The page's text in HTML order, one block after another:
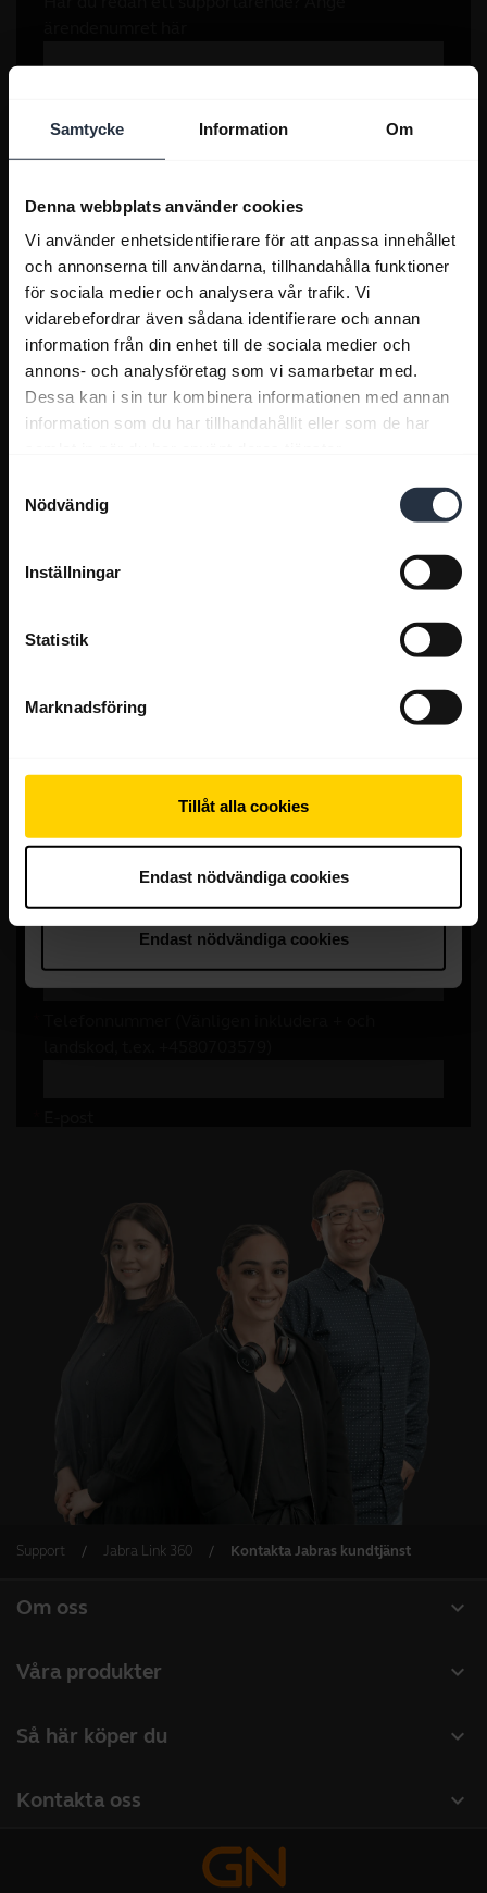
Samtycke Information Om
Denna webbplats använder cookies
Vi använder enhetsidentifierare för att anpassa innehållet
och annonserna till användarna, tillhandahålla funktioner
för sociala medier och analysera vår trafik. Vi
vidarebefordrar även sådana identifierare och annan
information från din enhet till de sociala medier och
annons- och analysföretag som vi samarbetar med.
Dessa kan i sin tur kombinera informationen med annan
information som du har tillhandahållit eller som de har
Nödvändig
Inställningar
Statistik
Marknadsföring
Tillåt alla cookies
Endast nödvändiga cookies
Support Jabra Link 360 Kontakta Jabras kundtjänst
expand_more
Om oss
Hållbarhet
expand_more
Våra produkter
Konferenskameror
expand_more
Så här köper du
expand_more
Kontakta oss